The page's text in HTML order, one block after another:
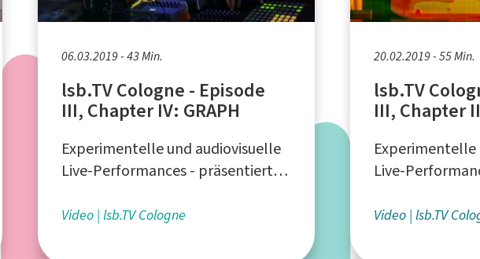
06.03.2019 - 43 Min.
lsb.TV Cologne - Episode
III, Chapter IV: GRAPH
Experimentelle und audiovisuelle
Live-Performances - präsentiert
Köln
Video lsb.TV Cologne
20.02.2019 - 55 Min.
lsb.TV
III, Chapter
Experimentelle
Live-
Köln
Video lsb.TV